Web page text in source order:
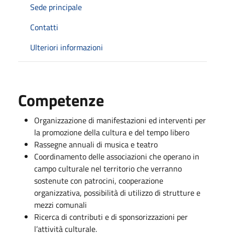
Sede principale
Contatti
Ulteriori informazioni
Competenze
Organizzazione di manifestazioni ed interventi per
la promozione della cultura e del tempo libero
Rassegne annuali di musica e teatro
Coordinamento delle associazioni che operano in
campo culturale nel territorio che verranno
sostenute con patrocini, cooperazione
organizzativa, possibilità di utilizzo di strutture e
mezzi comunali
Ricerca di contributi e di sponsorizzazioni per
l’attività culturale.